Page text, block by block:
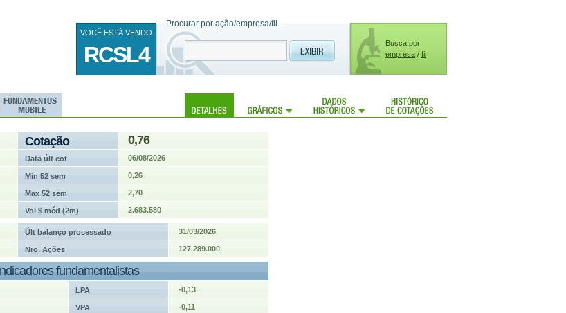
Busca por
empresa / fii
Procurar por ação/empresa/fii
VOCÊ ESTÁ VENDO
RCSL4
Cotação 0,76
Data últ cot 06/08/2026
Min 52 sem 0,26
Max 52 sem 2,70
Vol $ méd (2m) 2.683.580
Últ balanço processado 31/03/2026
Nro. Ações 127.289.000
fundamentalistas
LPA -0,13
VPA -0,11